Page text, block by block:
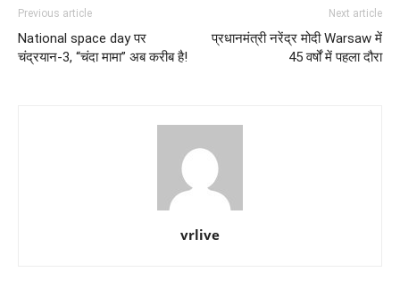
Previous article
National space day पर
चंद्रयान-3, “चंदा मामा” अब करीब है!
Next article
प्रधानमंत्री नरेंद्र मोदी Warsaw में
45 वर्षों में पहला दौरा
vrlive